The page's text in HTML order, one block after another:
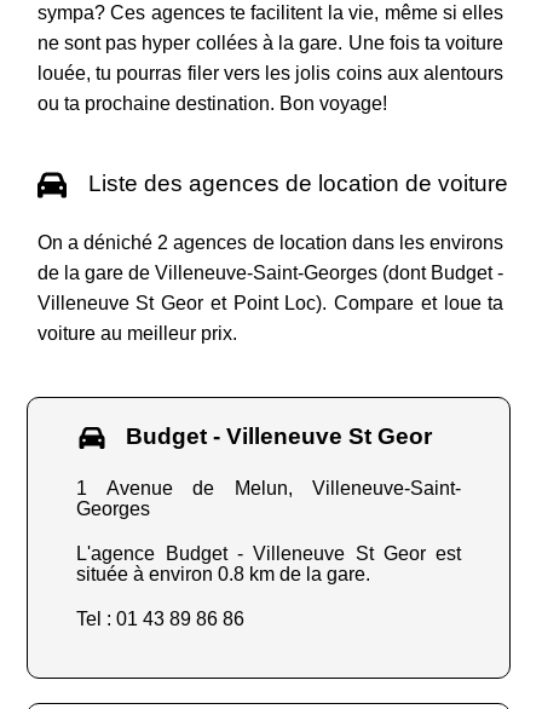
sympa? Ces agences te facilitent la vie, même si elles
ne sont pas hyper collées à la gare. Une fois ta voiture
louée, tu pourras filer vers les jolis coins aux alentours
ou ta prochaine destination. Bon voyage!
Liste des agences de location de voiture
On a déniché 2 agences de location dans les environs
de la gare de Villeneuve-Saint-Georges (dont Budget -
Villeneuve St Geor et Point Loc). Compare et loue ta
voiture au meilleur prix.
Budget - Villeneuve St Geor
1 Avenue de Melun, Villeneuve-Saint-
Georges
L'agence Budget - Villeneuve St Geor est
située à environ 0.8 km de la gare.
Tel : 01 43 89 86 86